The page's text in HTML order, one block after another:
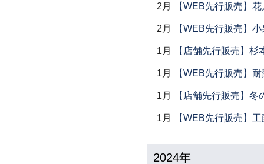
2月 【WEB先行販売】
2月 【WEB先行販売】
1月 【店舗先行販売】
1月 【WEB先行販売】
1月 【店舗先行販売】冬
1月 【WEB先行販売】
2024年